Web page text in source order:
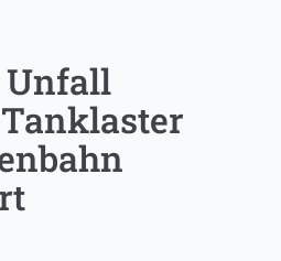
Unfall